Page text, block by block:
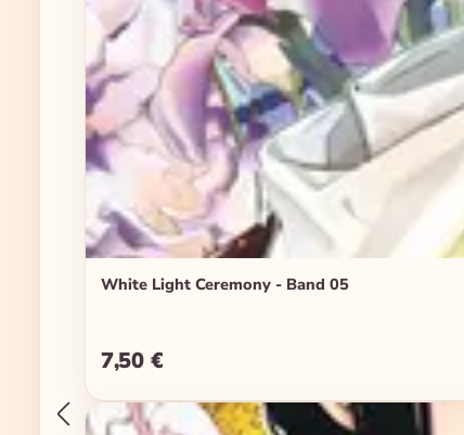
White Light Ceremony - Band 05
Regulärer Preis:
7,50 €